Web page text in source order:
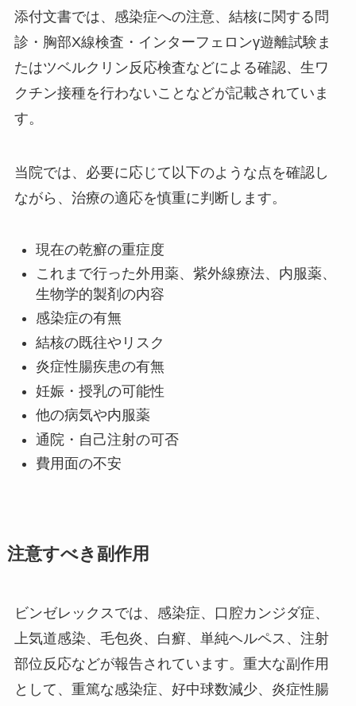
添付文書では、感染症への注意、結核に関する問
診・胸部X線検査・インターフェロンγ遊離試験ま
たはツベルクリン反応検査などによる確認、生ワ
クチン接種を行わないことなどが記載されていま
す。
当院では、必要に応じて以下のような点を確認し
ながら、治療の適応を慎重に判断します。
現在の乾癬の重症度
これまで行った外用薬、紫外線療法、内服薬、
生物学的製剤の内容
感染症の有無
結核の既往やリスク
炎症性腸疾患の有無
妊娠・授乳の可能性
他の病気や内服薬
通院・自己注射の可否
費用面の不安
注意すべき副作用
ビンゼレックスでは、感染症、口腔カンジダ症、
上気道感染、毛包炎、白癬、単純ヘルペス、注射
部位反応などが報告されています。重大な副作用
として、重篤な感染症、好中球数減少、炎症性腸